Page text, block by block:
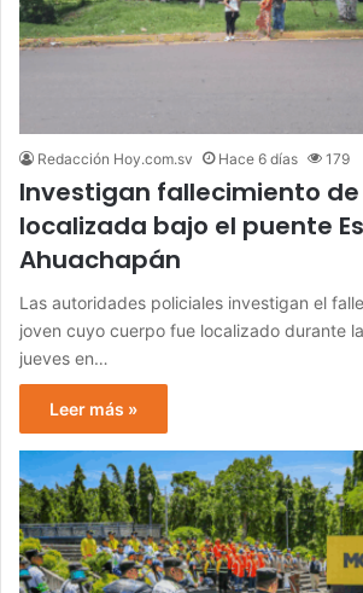
Redacción Hoy.com.sv Hace 6 días 179
Investigan fallecimiento
localizada bajo el puente
Ahuachapán
Las autoridades policiales investigan el
joven cuyo cuerpo fue localizado durante
jueves en…
Leer más »